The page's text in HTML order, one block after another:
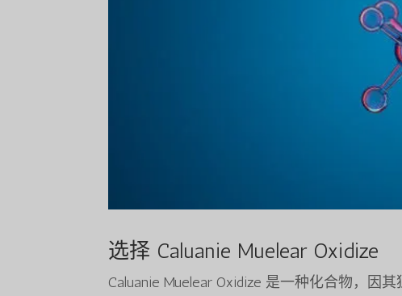
选择 Caluanie Muelear Oxidize
Caluanie Muelear Oxidize 是一种化合物，因